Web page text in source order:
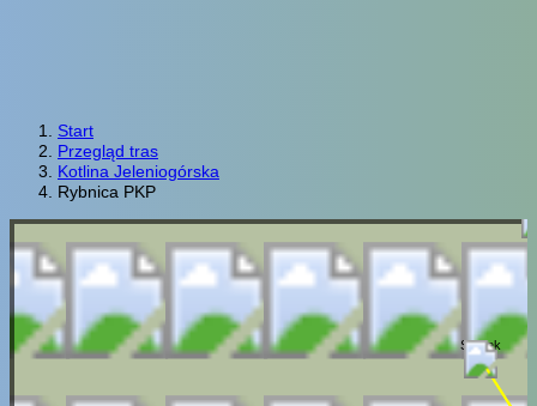
Start
Przegląd tras
Kotlina Jeleniogórska
Rybnica PKP
Stanek